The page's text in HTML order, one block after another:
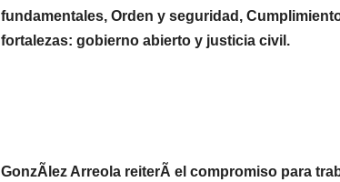
fundamentales, Orden y seguridad,
fortalezas: gobierno abierto y justicia civil.
GonzÃlez Arreola reiterÃ el compromiso para